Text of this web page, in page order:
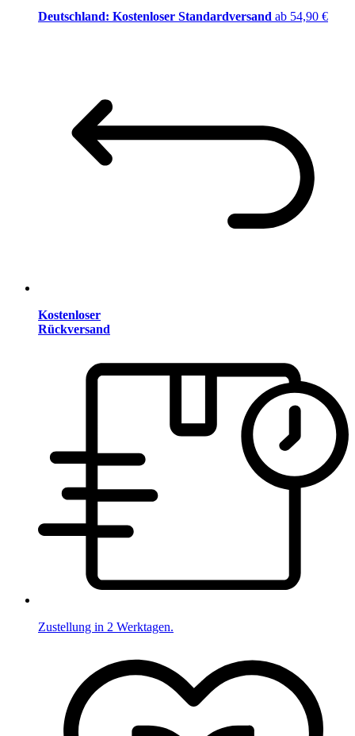
Deutschland: Kostenloser Standardversand ab 54,90 €
Kostenloser
Rückversand
Zustellung in 2 Werktagen.